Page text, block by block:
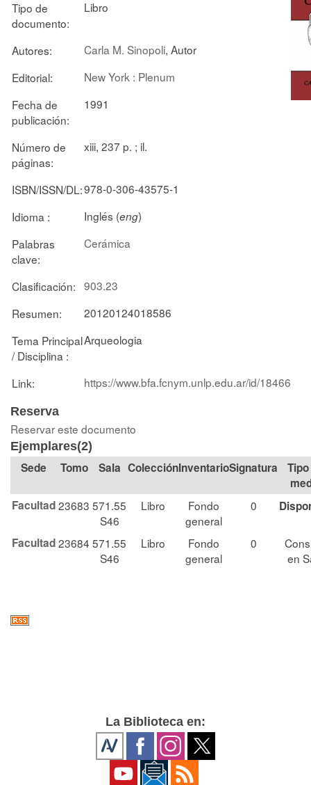
Tipo de
documento:
Libro
Autores: Carla M. Sinopoli, Autor
Editorial:
New York : Plenum
Fecha de
publicación:
1991
Número de
páginas:
xiii, 237 p. ; il.
ISBN/ISSN/DL:978-0-306-43575-1
Idioma :
Inglés (eng)
Palabras
clave:
Cerámica
Clasificación: 903.23
Resumen:
20120124018586
Tema Principal
/ Disciplina :
Arqueologia
Link: https://www.bfa.fcnym.unlp.edu.ar/id/18466
Reserva
Reservar este documento
Ejemplares(2)
Tomo Sala Colección Signatura
Facultad23683 571.55
S46
Libro
Fondo
general
0
Facultad23684 571.55
S46
Libro
Fondo
general
0
en
La Biblioteca en: